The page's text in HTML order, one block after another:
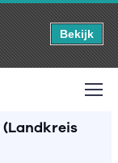
Bekijk